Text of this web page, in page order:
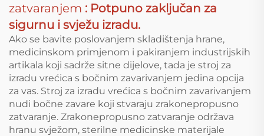
zatvaranjem : Potpuno zaključan za
sigurnu i svježu izradu.
Ako se bavite poslovanjem skladištenja hrane,
medicinskom primjenom i pakiranjem industrijskih
artikala koji sadrže sitne dijelove, tada je stroj za
izradu vrećica s bočnim zavarivanjem jedina opcija
za vas. Stroj za izradu vrećica s bočnim zavarivanjem
nudi bočne zavare koji stvaraju zrakonepropusno
zatvaranje. Zrakonepropusno zatvaranje održava
hranu svježom, sterilne medicinske materijale